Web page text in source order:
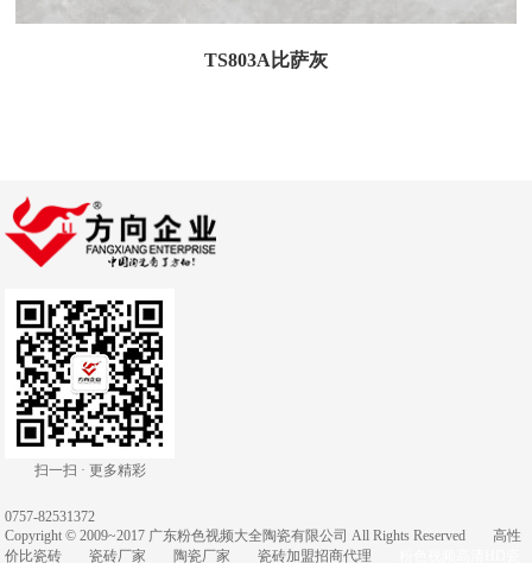
TS803A比萨灰
扫一扫 · 更多精彩
0757-82531372
Copyright © 2009~2017 广东粉色视频大全陶瓷有限公司 All Rights Reserved
高性
价比瓷砖
瓷砖厂家 陶瓷厂家 瓷砖加盟招商代理